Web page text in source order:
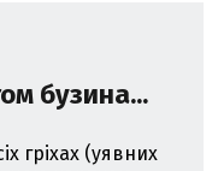
бузина...
гріхах (уявних